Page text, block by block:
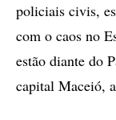
policiais civis,
com o caos no
estão diante do
capital Maceió,